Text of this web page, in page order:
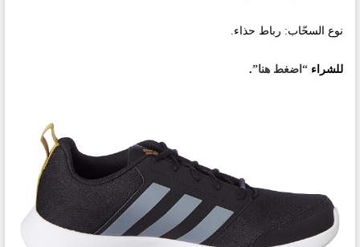
نوع السحّاب: رباط حذاء.
للشراء “اضغط هنا”.